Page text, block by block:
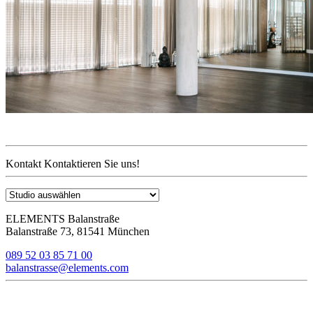
Kontakt Kontaktieren Sie uns!
ELEMENTS Balanstraße
Balanstraße 73, 81541 München
089 52 03 85 71 00
balanstrasse@elements.com